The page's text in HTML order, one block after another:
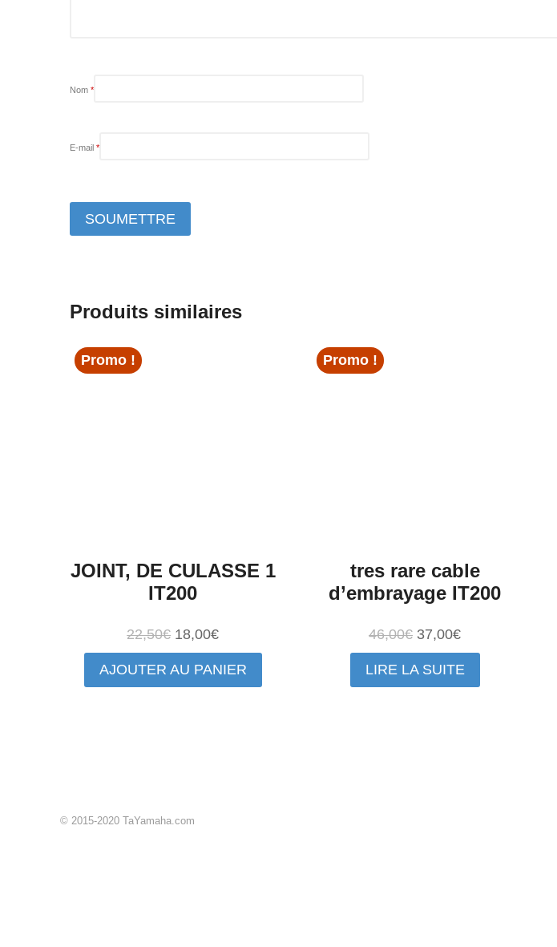
Nom *
E-mail *
Produits similaires
Promo !
JOINT, DE CULASSE 1
IT200
22,50€ Le
prix
initial
18,00€Le
prix
actuel
AJOUTER AU PANIER
Promo !
tres rare cable
d’embrayage IT200
46,00€ Le
prix
initial
37,00€Le
prix
actuel
LIRE LA SUITE
© 2015-2020 TaYamaha.com